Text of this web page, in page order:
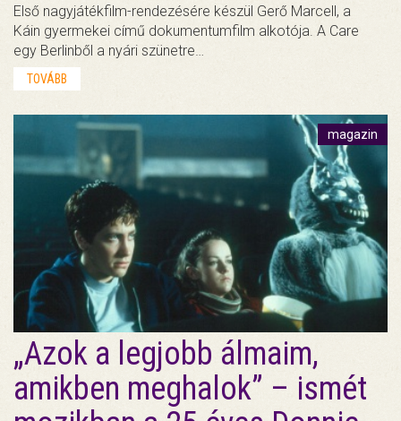
Első nagyjátékfilm-rendezésére készül Gerő Marcell, a
Káin gyermekei című dokumentumfilm alkotója. A Care
egy Berlinből a nyári szünetre…
TOVÁBB
magazin
„Azok a legjobb álmaim,
amikben meghalok” – ismét